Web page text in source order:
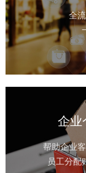
全
企业
帮助企业
员工分配